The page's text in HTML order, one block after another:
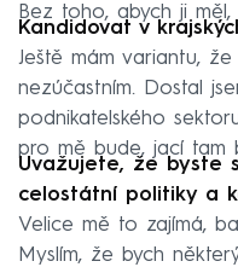
Bez toho, abych ji
Kandidovat v
Ještě mám variantu,
nezúčastním. Dostal
podnikatelského
pro mě bude, jací tam
Uvažujete, že byste
celostátní politiky a
Velice mě to zajímá,
Myslím, že bych